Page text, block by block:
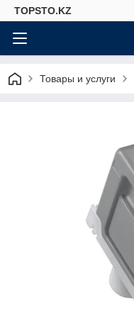
TOPSTO.KZ
Товары и услуги